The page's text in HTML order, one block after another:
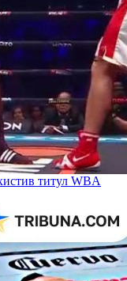
титул WBA